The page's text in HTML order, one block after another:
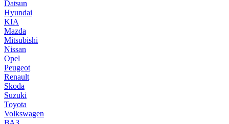
Datsun
Hyundai
KIA
Mazda
Mitsubishi
Nissan
Opel
Peugeot
Renault
Skoda
Suzuki
Toyota
Volkswagen